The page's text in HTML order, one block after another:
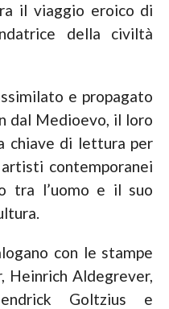
il viaggio eroico di
della civiltà
e propagato
dal Medioevo, il loro
chiave di lettura per
contemporanei
tra l’uomo e il suo
con le stampe
Heinrich Aldegrever,
Goltzius e